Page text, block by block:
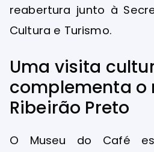
reabertura junto à
Cultura e Turismo.
Uma visita
complementa o
Ribeirão Preto
O Museu do Café